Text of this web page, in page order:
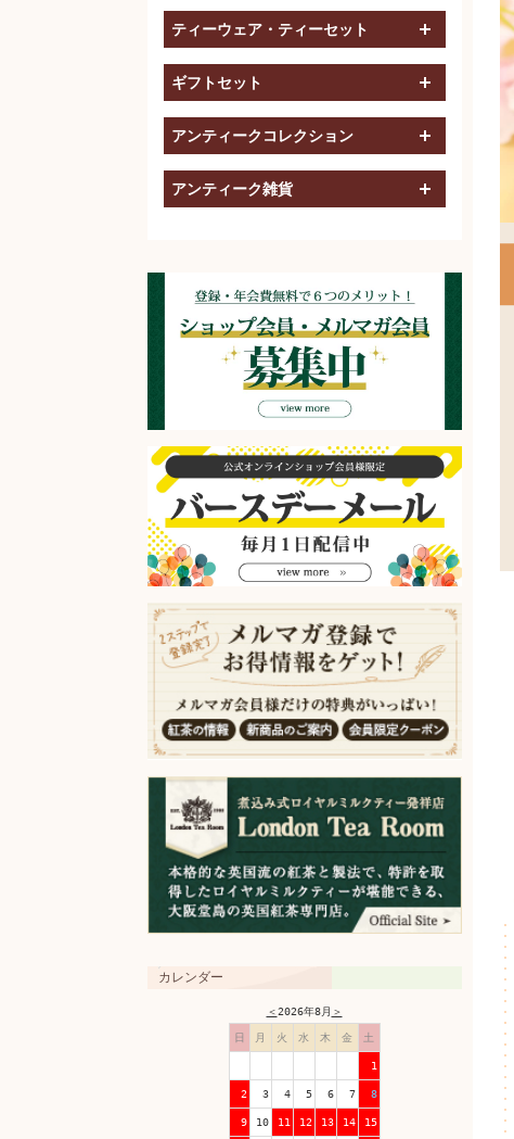
ティーウェア・ティーセット
ギフトセット
アンティークコレクション
アンティーク雑貨
カレンダー
＜2026年8月 ＞
日 月 火 水 木 金 土
1
2 3 4 5 6 7 8
9 10 11 12 13 14 15